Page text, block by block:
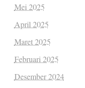
Mei 2025
April 2025
Maret 2025
Februari 2025
Desember 2024